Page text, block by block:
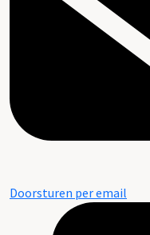
Doorsturen per email